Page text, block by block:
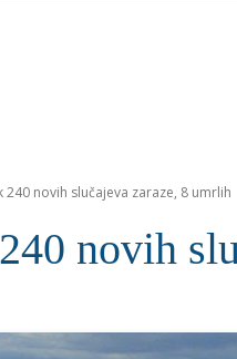
240 novih slučajeva zaraze, 8 umrlih
novih